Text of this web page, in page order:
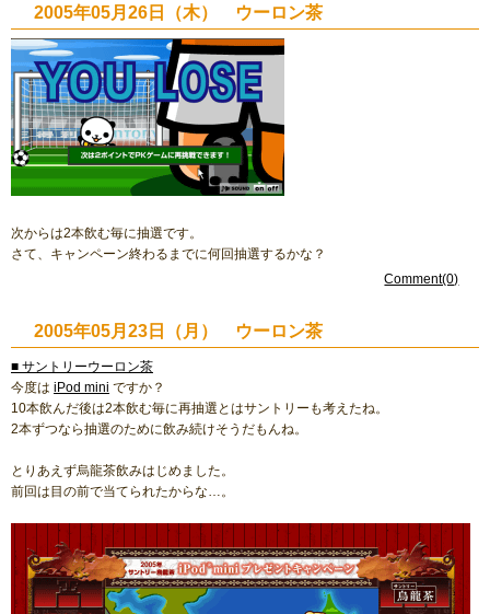
2005年05月26日（木） ウーロン茶
次からは2本飲む毎に抽選です。
さて、キャンペーン終わるまでに何回抽選するかな？
Comment(0)
2005年05月23日（月） ウーロン茶
■ サントリーウーロン茶
今度は iPod mini ですか？
10本飲んだ後は2本飲む毎に再抽選とはサントリーも考えたね。
2本ずつなら抽選のために飲み続けそうだもんね。
とりあえず烏龍茶飲みはじめました。
前回は目の前で当てられたからな…。